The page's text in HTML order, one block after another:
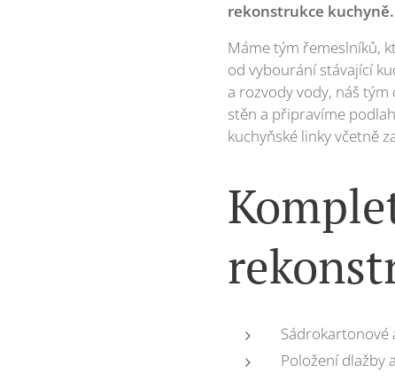
rekonstrukce kuchyně.
Máme tým řemeslníků,
od vybourání stávající
a rozvody vody, náš
stěn a připravíme
kuchyňské linky včetně
Sádrokartonové
Položení dlažby